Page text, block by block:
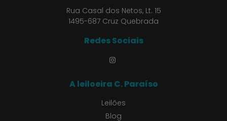
Rua Casal dos Netos, Lt. 15
1495-687 Cruz Quebrada
Redes Sociais
A leiloeira C. Paraíso
Leilões
Blog